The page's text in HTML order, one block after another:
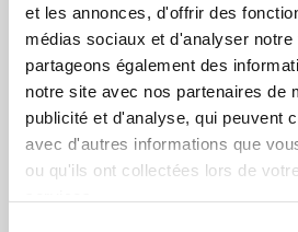
et les annonces, d'offrir des
médias sociaux et d'analyser notre
partageons également des
notre site avec nos partenaires de
publicité et d'analyse, qui peuvent
avec d'autres informations que
ou qu'ils ont collectées lors de